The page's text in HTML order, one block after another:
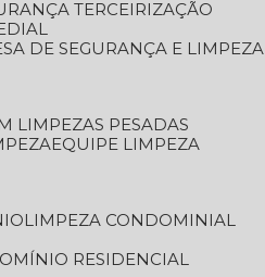
TERCEIRIZAÇÃO
DE SEGURANÇA E LIMPEZA
LIMPEZAS PESADAS
EQUIPE LIMPEZA
LIMPEZA CONDOMINIAL
RESIDENCIAL